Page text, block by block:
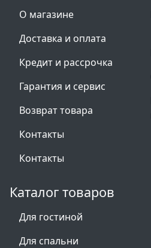
О магазине
Доставка и оплата
Кредит и рассрочка
Гарантия и сервис
Возврат товара
Контакты
Контакты
Каталог товаров
Для гостиной
Для спальни